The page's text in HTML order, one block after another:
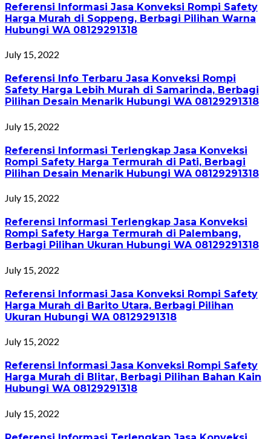
Referensi Informasi Jasa Konveksi Rompi Safety
Harga Murah di Soppeng, Berbagi Pilihan Warna
Hubungi WA 08129291318
July 15, 2022
Referensi Info Terbaru Jasa Konveksi Rompi
Safety Harga Lebih Murah di Samarinda, Berbagi
Pilihan Desain Menarik Hubungi WA 08129291318
July 15, 2022
Referensi Informasi Terlengkap Jasa Konveksi
Rompi Safety Harga Termurah di Pati, Berbagi
Pilihan Desain Menarik Hubungi WA 08129291318
July 15, 2022
Referensi Informasi Terlengkap Jasa Konveksi
Rompi Safety Harga Termurah di Palembang,
Berbagi Pilihan Ukuran Hubungi WA 08129291318
July 15, 2022
Referensi Informasi Jasa Konveksi Rompi Safety
Harga Murah di Barito Utara, Berbagi Pilihan
Ukuran Hubungi WA 08129291318
July 15, 2022
Referensi Informasi Jasa Konveksi Rompi Safety
Harga Murah di Blitar, Berbagi Pilihan Bahan Kain
Hubungi WA 08129291318
July 15, 2022